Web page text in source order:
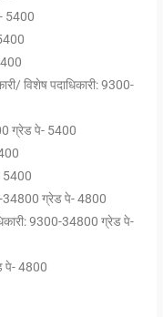
5400
विशेष पदाधिकारी: 9300-
ग्रेड पे- 5400
5400
34800 ग्रेड पे- 4800
9300-34800 ग्रेड पे-
पे- 4800